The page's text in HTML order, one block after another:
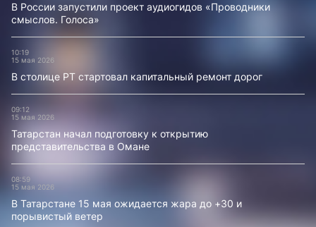
В России запустили проект аудиогидов «Проводники
смыслов. Голоса»
10:19
15 мая 2026
В столице РТ стартовал капитальный ремонт дорог
09:12
15 мая 2026
Татарстан начал подготовку к открытию
представительства в Омане
08:59
15 мая 2026
В Татарстане 15 мая ожидается жара до +30 и
порывистый ветер